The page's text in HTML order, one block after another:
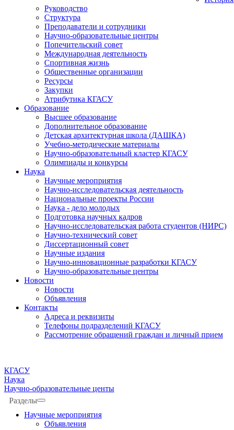
Руководство
Структура
Преподаватели и сотрудники
Научно-образовательные центры
Попечительский совет
Международная деятельность
Спортивная жизнь
Общественные организации
Ресурсы
Закупки
Атрибутика КГАСУ
Образование
Высшее образование
Дополнительное образование
Детская архитектурная школа (ДАШКА)
Учебно-методические материалы
Научно-образовательный кластер КГАСУ
Олимпиады и конкурсы
Наука
Научные мероприятия
Научно-исследовательская деятельность
Национальные проекты России
Наука - дело молодых
Подготовка научных кадров
Научно-исследовательская работа студентов (НИРС)
Научно-технический совет
Диссертационный совет
Научные издания
Научно-инновационные разработки КГАСУ
Научно-образовательные центры
Новости
Новости
Объявления
Контакты
Адреса и реквизиты
Телефоны подразделений КГАСУ
Рассмотрение обращений граждан и личный прием
КГАСУ
Наука
Научно-образовательные центы
Разделы
Научные мероприятия
Объявления